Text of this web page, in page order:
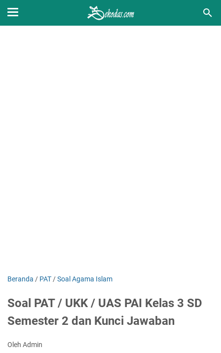
Beranda / PAT /Soal Agama Islam
Soal PAT / UKK / UAS PAI Kelas 3 SD
Semester 2 dan Kunci Jawaban
Oleh Admin